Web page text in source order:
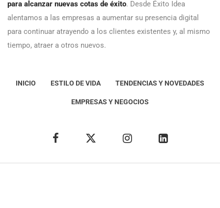
para alcanzar nuevas cotas de éxito. Desde Éxito Idea
alentamos a las empresas a aumentar su presencia digital
para continuar atrayendo a los clientes existentes y, al mismo
tiempo, atraer a otros nuevos.
INICIO ESTILO DE VIDA TENDENCIAS Y NOVEDADES
EMPRESAS Y NEGOCIOS